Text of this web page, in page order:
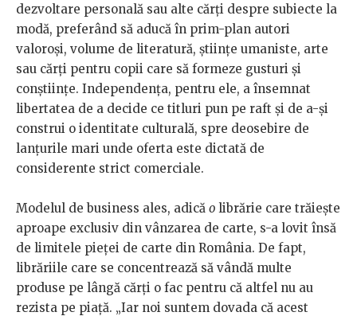
dezvoltare personală sau alte cărți despre subiecte la
modă, preferând să aducă în prim-plan autori
valoroși, volume de literatură, științe umaniste, arte
sau cărți pentru copii care să formeze gusturi și
conștiințe. Independența, pentru ele, a însemnat
libertatea de a decide ce titluri pun pe raft și de a-și
construi o identitate culturală, spre deosebire de
lanțurile mari unde oferta este dictată de
considerente strict comerciale.
Modelul de business ales, adică o librărie care trăiește
aproape exclusiv din vânzarea de carte, s-a lovit însă
de limitele pieței de carte din România. De fapt,
librăriile care se concentrează să vândă multe
produse pe lângă cărți o fac pentru că altfel nu au
rezista pe piață. „Iar noi suntem dovada că acest